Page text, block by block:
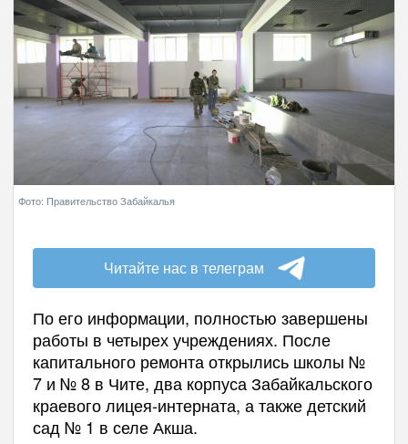
Фото: Правительство Забайкалья
Читайте нас в телеграм
По его информации, полностью завершены
работы в четырех учреждениях. После
капитального ремонта открылись школы №
7 и № 8 в Чите, два корпуса Забайкальского
краевого лицея-интерната, а также детский
сад № 1 в селе Акша.